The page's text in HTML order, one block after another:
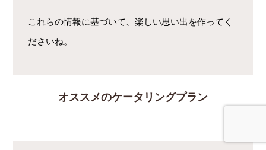
これらの情報に基づいて、楽しい思い出を作ってく
ださいね。
オススメのケータリングプラン